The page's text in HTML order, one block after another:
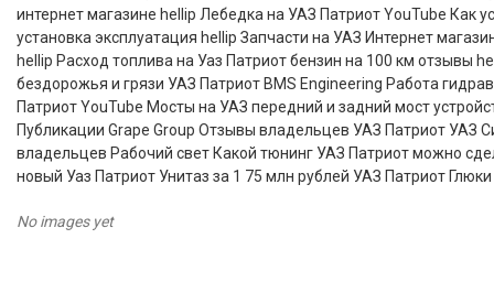
интернет магазине hellip Лебедка на УАЗ Патриот YouTube Как
установка эксплуатация hellip Запчасти на УАЗ Интернет
hellip Расход топлива на Уаз Патриот бензин на 100 км отзывы
бездорожья и грязи УАЗ Патриот BMS Еngineering Работа
Патриот YouTube Мосты на УАЗ передний и задний мост
Публикации Grape Group Отзывы владельцев УАЗ Патриот УАЗ
владельцев Рабочий свет Какой тюнинг УАЗ Патриот можно
новый Уаз Патриот Унитаз за 1 75 млн рублей УАЗ Патриот
No images yet